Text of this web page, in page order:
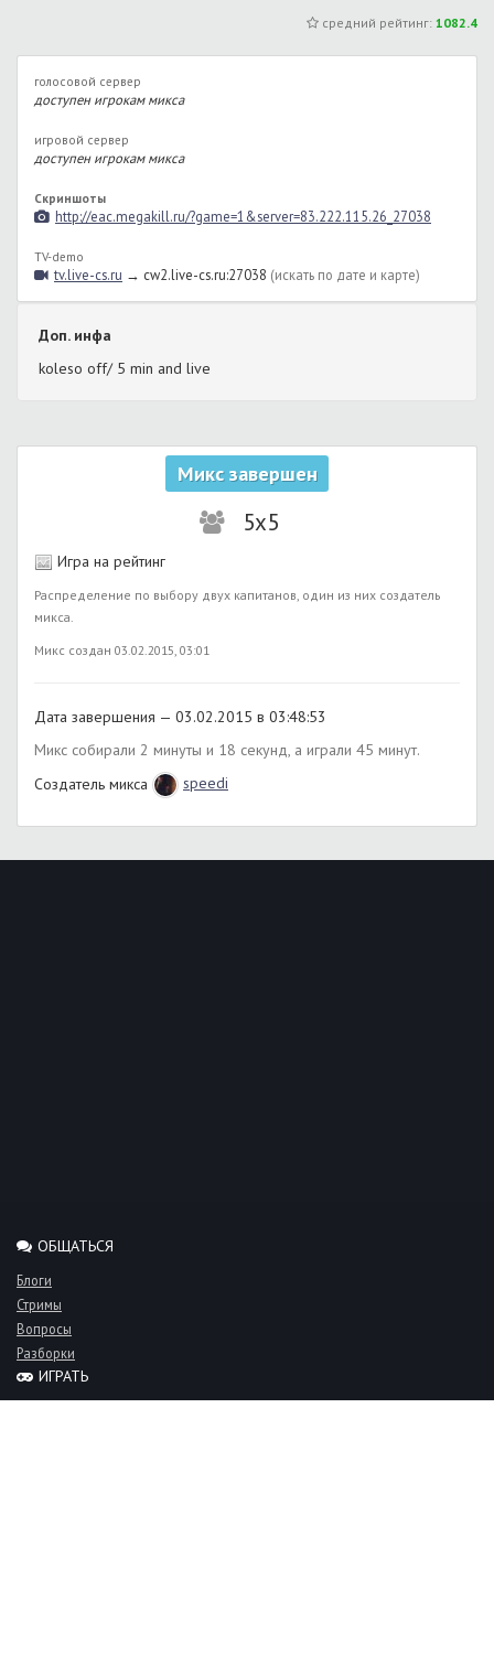
средний рейтинг: 1082.4
голосовой сервер
доступен игрокам микса
игровой сервер
доступен игрокам микса
Скриншоты
http://eac.megakill.ru/?game=1&server=83.222.115.26_27038
TV-demo
tv.live-cs.ru → cw2.live-cs.ru:27038 (искать по дате и карте)
Доп. инфа
koleso off/ 5 min and live
Микс завершен
5x5
Игра на рейтинг
Распределение по выбору двух капитанов, один из них создатель
микса.
Микс создан 03.02.2015, 03:01
Дата завершения — 03.02.2015 в 03:48:53
Микс собирали 2 минуты и 18 секунд, а играли 45 минут.
Создатель микса
speedi
ОБЩАТЬСЯ
Блоги
Стримы
Вопросы
Разборки
ИГРАТЬ